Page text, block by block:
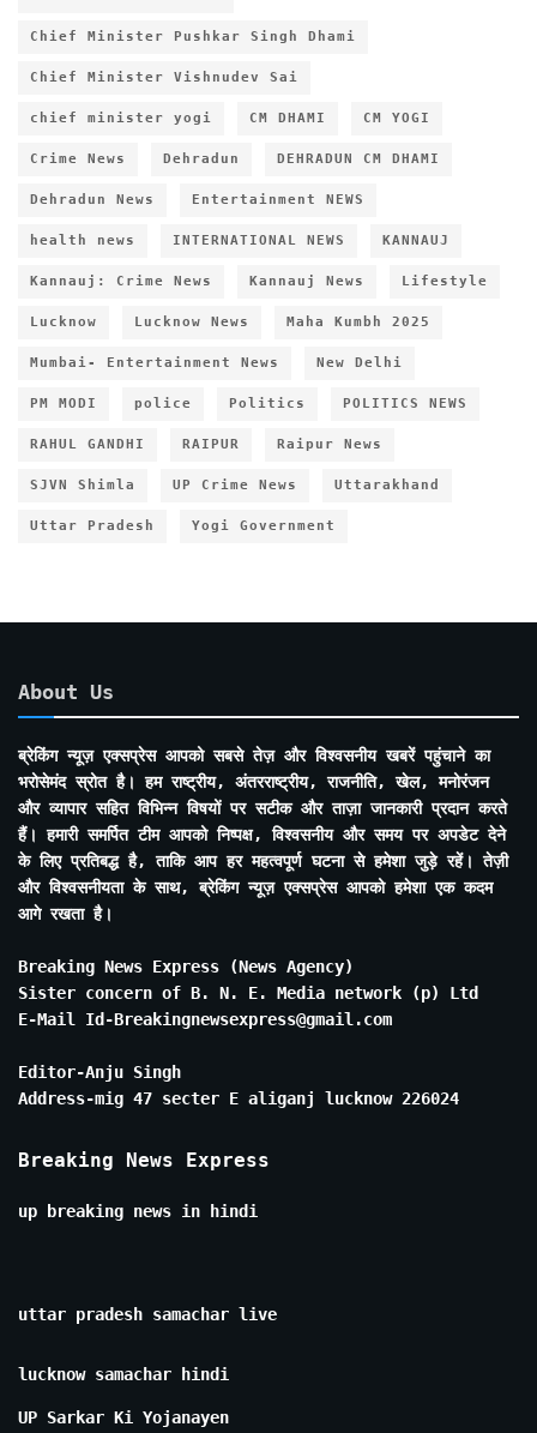
Chief Minister Pushkar Singh Dhami
Chief Minister Vishnudev Sai
chief minister yogi CM DHAMI CM YOGI
Crime News Dehradun DEHRADUN CM DHAMI
Dehradun News Entertainment NEWS
health news INTERNATIONAL NEWS KANNAUJ
Kannauj: Crime News Kannauj News Lifestyle
Lucknow Lucknow News Maha Kumbh 2025
Mumbai- Entertainment News New Delhi
PM MODI police Politics POLITICS NEWS
RAHUL GANDHI RAIPUR Raipur News
SJVN Shimla UP Crime News Uttarakhand
Uttar Pradesh Yogi Government
About Us
ब्रेकिंग न्यूज़ एक्सप्रेस आपको सबसे तेज़ और विश्वसनीय खबरें पहुंचाने का
भरोसेमंद स्रोत है। हम राष्ट्रीय, अंतरराष्ट्रीय, राजनीति, खेल, मनोरंजन
और व्यापार सहित विभिन्न विषयों पर सटीक और ताज़ा जानकारी प्रदान करते
हैं। हमारी समर्पित टीम आपको निष्पक्ष, विश्वसनीय और समय पर अपडेट देने
के लिए प्रतिबद्ध है, ताकि आप हर महत्वपूर्ण घटना से हमेशा जुड़े रहें। तेज़ी
और विश्वसनीयता के साथ, ब्रेकिंग न्यूज़ एक्सप्रेस आपको हमेशा एक कदम
आगे रखता है।
Breaking News Express (News Agency)
Sister concern of B. N. E. Media network (p) Ltd
E-Mail Id-Breakingnewsexpress@gmail.com
Editor-Anju Singh
Address-mig 47 secter E aliganj lucknow 226024
Breaking News Express
up breaking news in hindi
uttar pradesh samachar live
lucknow samachar hindi
UP Sarkar Ki Yojanayen